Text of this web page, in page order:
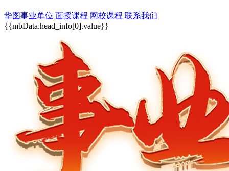
华图事业单位 面授课程 网校课程 联系我们
{{mbData.head_info[0].value}}